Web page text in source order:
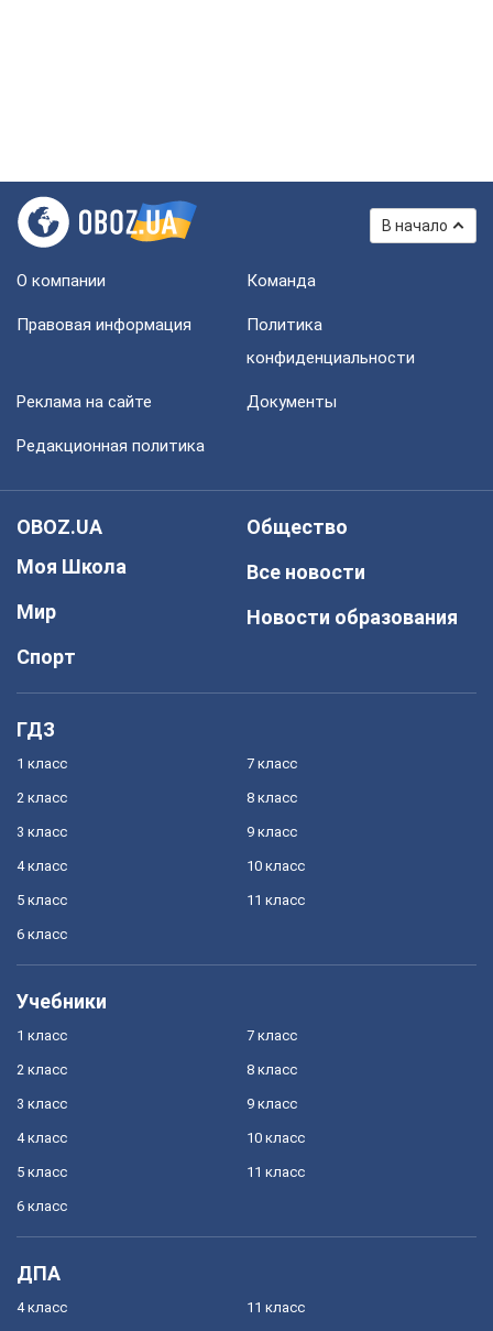
В начало
О компании Команда
Правовая информация
Политика
конфиденциальности
Реклама на сайте Документы
Редакционная политика
OBOZ.UA
Моя Школа
Мир
Спорт
Общество
Все новости
Новости образования
ГДЗ
1 класс
2 класс
3 класс
4 класс
5 класс
6 класс
7 класс
8 класс
9 класс
10 класс
11 класс
Учебники
1 класс
2 класс
3 класс
4 класс
5 класс
6 класс
7 класс
8 класс
9 класс
10 класс
11 класс
ДПА
4 класс 11 класс